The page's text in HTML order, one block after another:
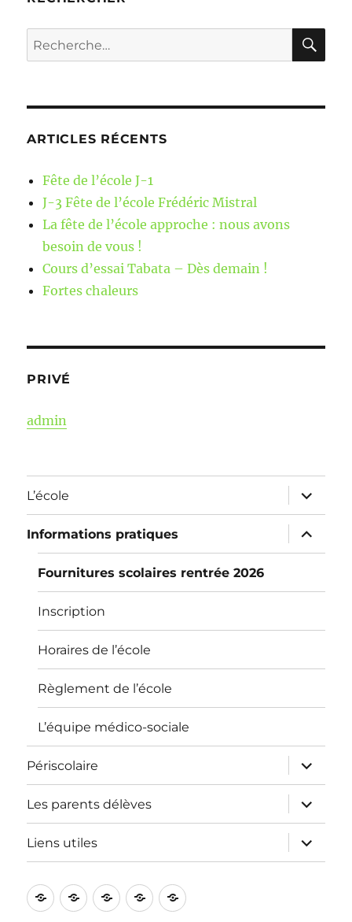
Recherche
pour :
ARTICLES RÉCENTS
Fête de l’école J-1
J-3 Fête de l’école Frédéric Mistral
La fête de l’école approche : nous avons
besoin de vous !
Cours d’essai Tabata – Dès demain !
Fortes chaleurs
PRIVÉ
admin
L’école
ouvrir
le
sous-
menu
Informations pratiques
ouvrir
le
sous-
Fournitures scolaires rentrée 2026
Inscription
Horaires de l’école
Règlement de l’école
L’équipe médico-sociale
Périscolaire
ouvrir
le
sous-
menu
Les parents délèves
ouvrir
le
sous-
menu
Liens utiles
ouvrir
le
sous-
L’écoleInformations
Périscolaire
Les
Liens